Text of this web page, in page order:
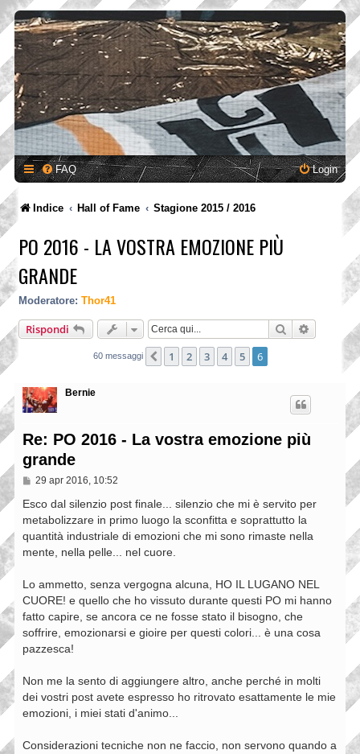
FAQ Login
Indice Hall of Fame Stagione 2015 / 2016
PO 2016 - LA VOSTRA EMOZIONE PIÙ
GRANDE
Moderatore: Thor41
Rispondi Cerca Ricerca
60 messaggi Precedente
1 2 3 4 5 6
Bernie
Re: PO 2016 - La vostra emozione più
grande
M
s
a
g
i
29 apr 2016, 10:52
Esco dal silenzio post finale... silenzio che mi è servito per
metabolizzare in primo luogo la sconfitta e soprattutto la
quantità industriale di emozioni che mi sono rimaste nella
mente, nella pelle... nel cuore.
Lo ammetto, senza vergogna alcuna, HO IL LUGANO NEL
CUORE! e quello che ho vissuto durante questi PO mi hanno
fatto capire, se ancora ce ne fosse stato il bisogno, che
soffrire, emozionarsi e gioire per questi colori... è una cosa
pazzesca!
Non me la sento di aggiungere altro, anche perché in molti
dei vostri post avete espresso ho ritrovato esattamente le mie
emozioni, i miei stati d'animo...
Considerazioni tecniche non ne faccio, non servono quando a